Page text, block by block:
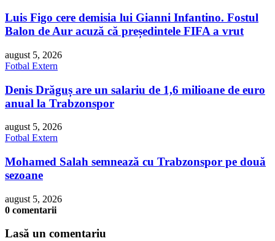
Luis Figo cere demisia lui Gianni Infantino. Fostul
Balon de Aur acuză că președintele FIFA a vrut
august 5, 2026
Fotbal Extern
Denis Drăguș are un salariu de 1,6 milioane de euro
anual la Trabzonspor
august 5, 2026
Fotbal Extern
Mohamed Salah semnează cu Trabzonspor pe două
sezoane
august 5, 2026
0 comentarii
Lasă un comentariu